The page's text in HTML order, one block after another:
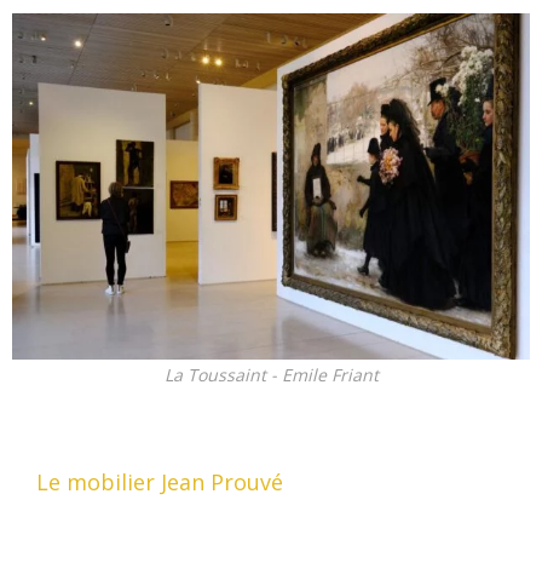
La Toussaint - Emile Friant
Le mobilier Jean Prouvé